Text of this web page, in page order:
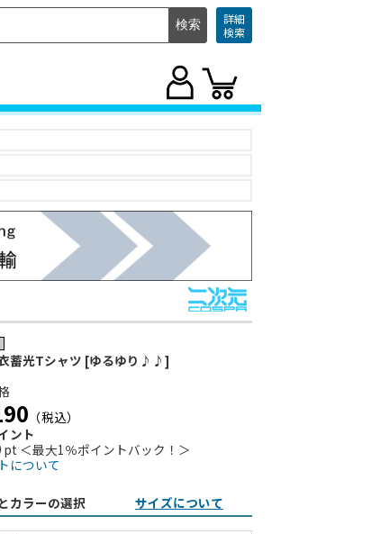
詳細
検索
蓄光Tシャツ [ゆるゆり♪♪]
（税込）
ント
pt ＜最大1％ポイントバック！＞
について
カラーの選択 サイズについて